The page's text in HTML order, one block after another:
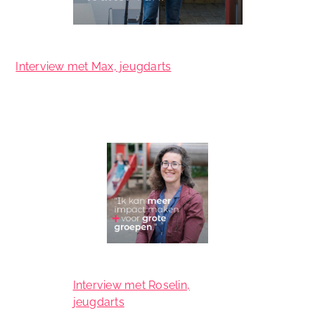
Interview met Max, jeugdarts
Interview met Roselin,
jeugdarts